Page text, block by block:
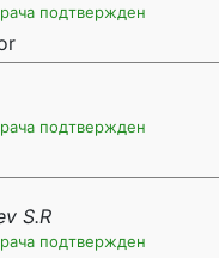
подтвержден
подтвержден
S.R
подтвержден